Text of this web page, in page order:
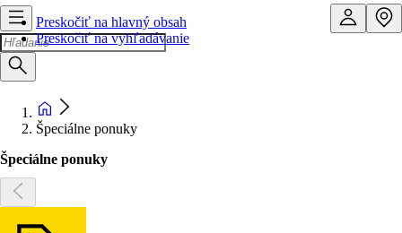
Preskočiť na hlavný obsah
Preskočiť na vyhľadávanie
Špeciálne ponuky
Špeciálne ponuky